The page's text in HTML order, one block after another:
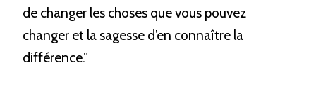
de changer les choses que vous pouvez
changer et la sagesse d’en connaître la
différence.”